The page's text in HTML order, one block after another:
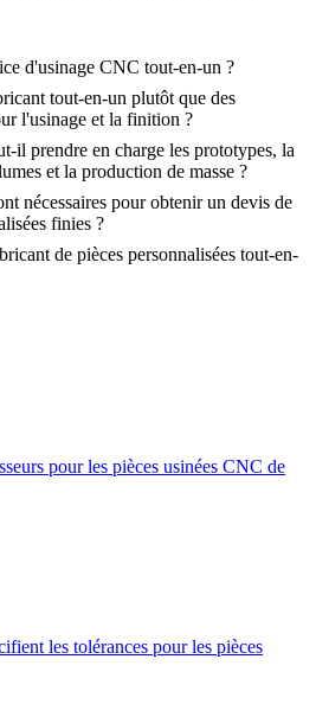
d'usinage CNC tout-en-un ?
tout-en-un plutôt que des
l'usinage et la finition ?
il prendre en charge les prototypes, la
et la production de masse ?
nécessaires pour obtenir un devis de
finies ?
de pièces personnalisées tout-en-
pour les pièces usinées CNC de
les tolérances pour les pièces